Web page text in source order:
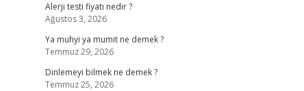
Alerji testi fiyatı nedir ?
Ağustos 3, 2026
Ya muhyi ya mumit ne demek ?
Temmuz 29, 2026
Dinlemeyi bilmek ne demek ?
Temmuz 25, 2026